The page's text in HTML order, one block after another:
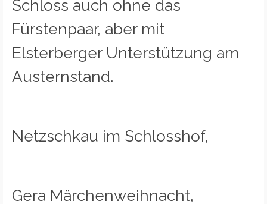
Schloss auch ohne das
Fürstenpaar, aber mit
Elsterberger Unterstützung am
Austernstand.
Netzschkau im Schlosshof,
Gera Märchenweihnacht,